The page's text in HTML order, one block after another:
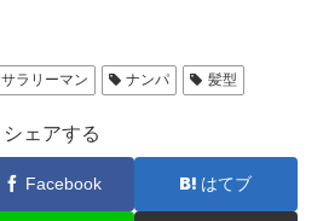
サラリーマン ナンパ 髪型
シェアする
Facebook はてブ